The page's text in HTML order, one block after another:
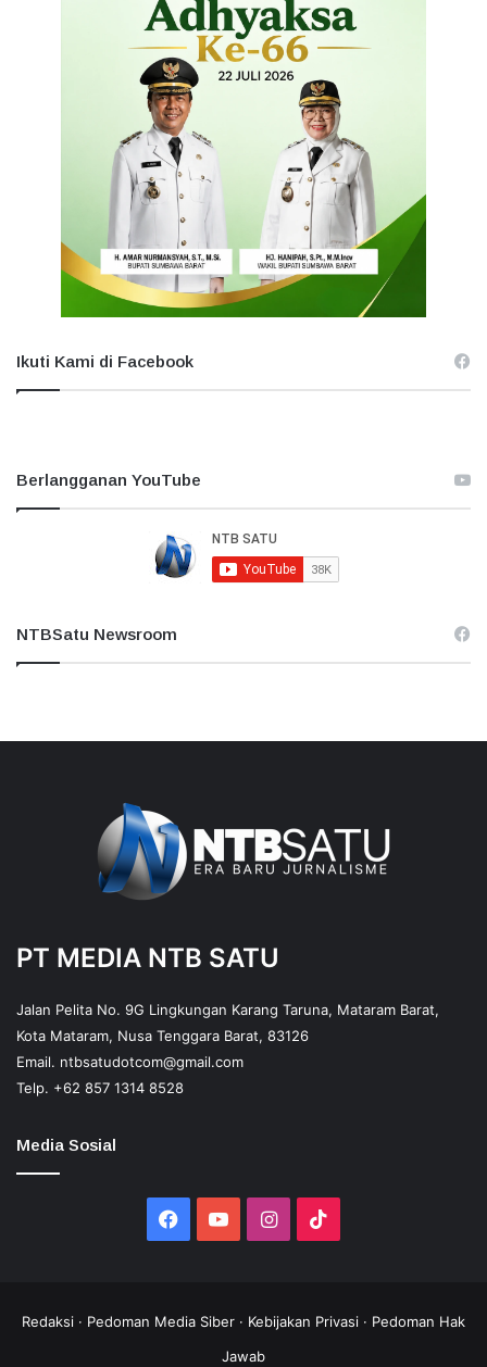
Ikuti Kami di Facebook
Berlangganan YouTube
NTBSatu Newsroom
PT MEDIA NTB SATU
Jalan Pelita No. 9G Lingkungan Karang Taruna, Mataram Barat,
Kota Mataram, Nusa Tenggara Barat, 83126
Email. ntbsatudotcom@gmail.com
Telp. +62 857 1314 8528
Media Sosial
Facebook
YouTubeInstagram
Redaksi · Pedoman Media Siber · Kebijakan Privasi · Pedoman Hak
Jawab